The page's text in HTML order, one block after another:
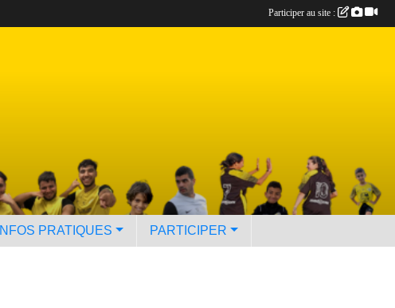
INFOS PRATIQUES PARTICIPER
Participer au site :